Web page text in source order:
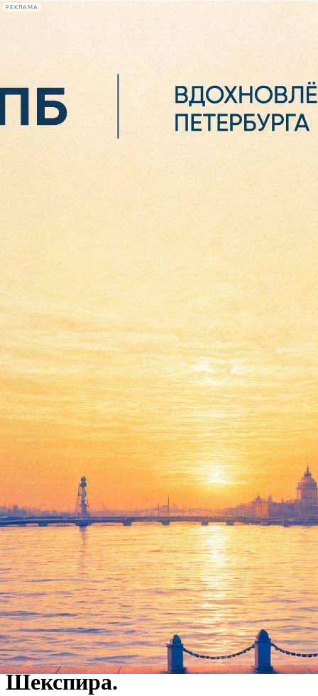
РЕКЛАМА
Сегодня:
2026.08.07
06:33
«Сон о русском балете»: «Сон
в летнюю ночь» Джорджа
Баланчина на музыку Ф.
Мендельсона и сюжет У.
Шекспира.